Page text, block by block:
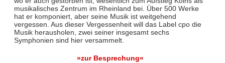
musikalisches Zentrum im Rheinland bei. Über 500 Werke
hat er komponiert, aber seine Musik ist weitgehend
vergessen. Aus dieser Vergessenheit will das Label cpo die
Musik herausholen, zwei seiner insgesamt sechs
Symphonien sind hier versammelt.
»zur Besprechung«